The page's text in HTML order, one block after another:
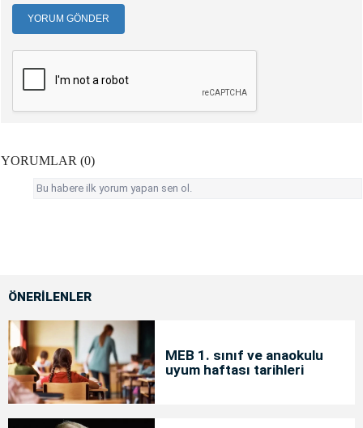
YORUM GÖNDER
YORUMLAR (0)
Bu habere ilk yorum yapan sen ol.
ÖNERİLENLER
MEB 1. sınıf ve anaokulu
uyum haftası tarihleri